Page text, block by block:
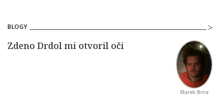
BLOGY
Marek Brna